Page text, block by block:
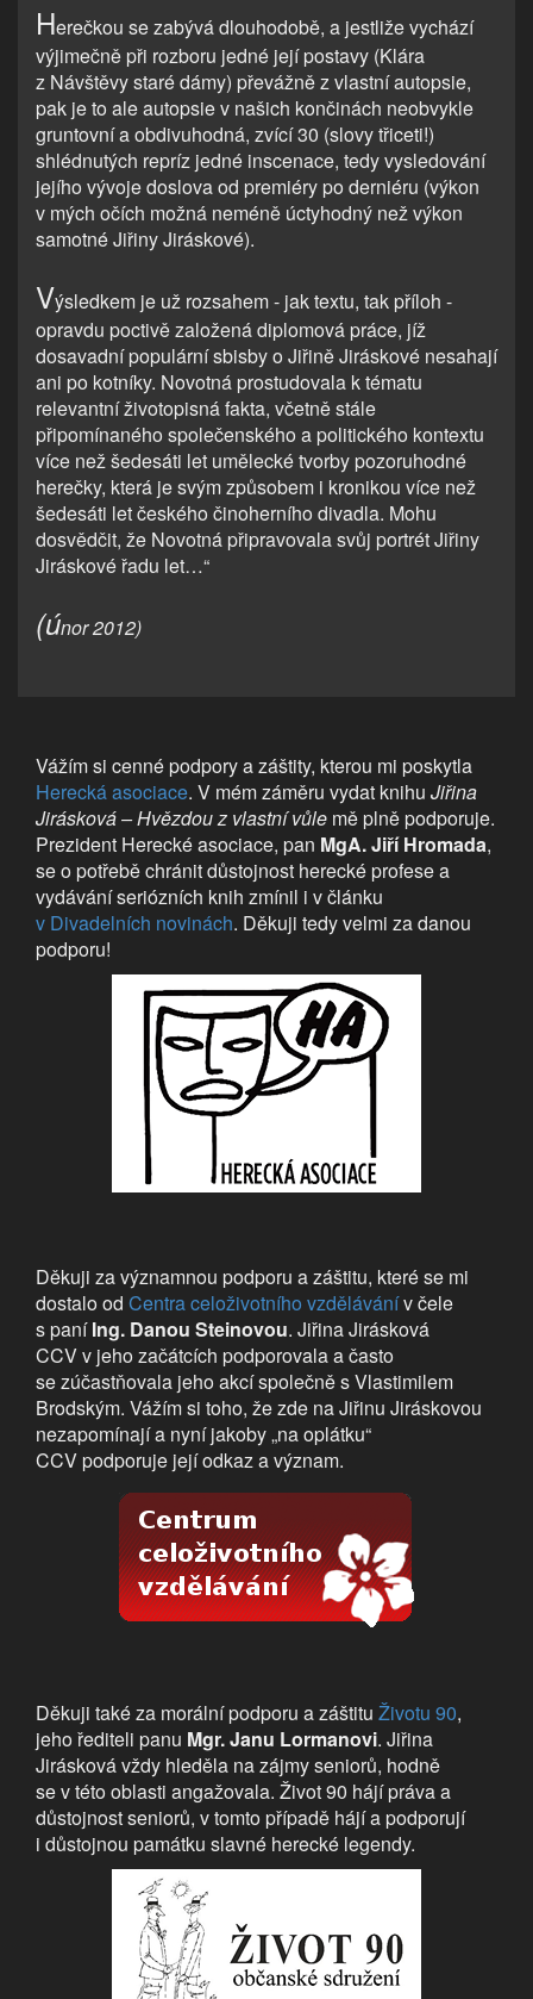
Herečkou se zabývá dlouhodobě, a jestliže vychází
výjimečně při rozboru jedné její postavy (Klára
z Návštěvy staré dámy) převážně z vlastní autopsie,
pak je to ale autopsie v našich končinách neobvykle
gruntovní a obdivuhodná, zvící 30 (slovy třiceti!)
shlédnutých repríz jedné inscenace, tedy vysledování
jejího vývoje doslova od premiéry po derniéru (výkon
v mých očích možná neméně úctyhodný než výkon
samotné Jiřiny Jiráskové).
Výsledkem je už rozsahem - jak textu, tak příloh -
opravdu poctivě založená diplomová práce, jíž
dosavadní populární sbisby o Jiřině Jiráskové nesahají
ani po kotníky. Novotná prostudovala k tématu
relevantní životopisná fakta, včetně stále
připomínaného společenského a politického kontextu
více než šedesáti let umělecké tvorby pozoruhodné
herečky, která je svým způsobem i kronikou více než
šedesáti let českého činoherního divadla. Mohu
dosvědčit, že Novotná připravovala svůj portrét Jiřiny
Jiráskové řadu let…“
(únor 2012)
Vážím si cenné podpory a záštity, kterou mi poskytla
Herecká asociace. V mém záměru vydat knihu Jiřina
Jirásková – Hvězdou z vlastní vůle mě plně podporuje.
Prezident Herecké asociace, pan MgA. Jiří Hromada,
se o potřebě chránit důstojnost herecké profese a
vydávání seriózních knih zmínil i v článku
v Divadelních novinách. Děkuji tedy velmi za danou
podporu!
Děkuji za významnou podporu a záštitu, které se mi
dostalo od Centra celoživotního vzdělávánív čele
s paníIng. Danou Steinovou. Jiřina Jirásková
CCV v jeho začátcích podporovala a často
se zúčastňovala jeho akcí společně s Vlastimilem
Brodským. Vážím si toho, že zde na Jiřinu Jiráskovou
nezapomínají a nyní jakoby „na oplátku“
CCV podporuje její odkaz a význam.
Děkuji také za morální podporu a záštitu Životu 90,
jeho řediteli panu Mgr. Janu Lormanovi. Jiřina
Jirásková vždy hleděla na zájmy seniorů, hodně
se v této oblasti angažovala. Život 90 hájí práva a
důstojnost seniorů, v tomto případě hájí a podporují
i důstojnou památku slavné herecké legendy.